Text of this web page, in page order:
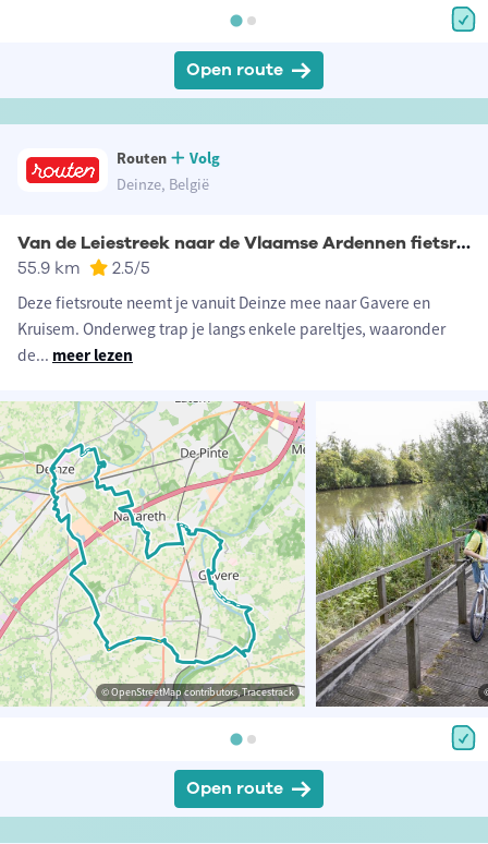
Open route
Routen
Volg
Deinze, België
Van de Leiestreek naar de Vlaamse Ardennen fietsroute
55.9 km 2.5/5
Deze fietsroute neemt je vanuit Deinze mee naar Gavere en
Kruisem. Onderweg trap je langs enkele pareltjes, waaronder
de... meer lezen
© OpenStreetMap contributors, Tracestrack
Open route